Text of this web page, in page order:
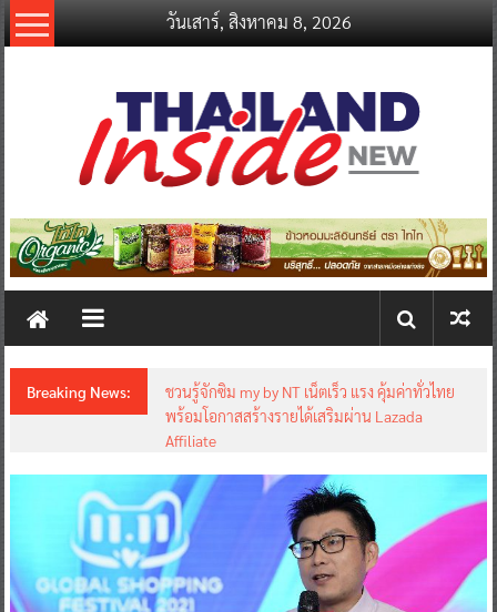
Skip
to
วันเสาร์, สิงหาคม 8, 2026
thailandinsidenew.com
Thailand
New
Breaking News:
ชวนรู้จักซิม my by NT เน็ตเร็ว แรง คุ้มค่าทั่วไทย
พร้อมโอกาสสร้างรายได้เสริมผ่าน Lazada
Affiliate